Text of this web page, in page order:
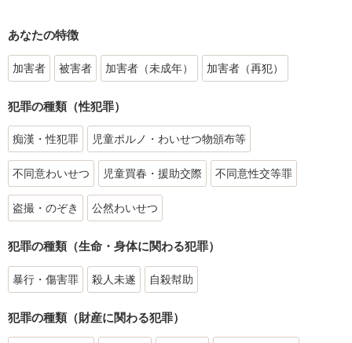
あなたの特徴
加害者 被害者 加害者（未成年） 加害者（再犯）
犯罪の種類（性犯罪）
痴漢・性犯罪 児童ポルノ・わいせつ物頒布等
不同意わいせつ 児童買春・援助交際 不同意性交等罪
盗撮・のぞき 公然わいせつ
犯罪の種類（生命・身体に関わる犯罪）
暴行・傷害罪 殺人未遂 自殺幇助
犯罪の種類（財産に関わる犯罪）